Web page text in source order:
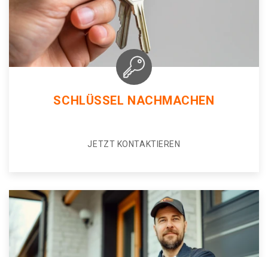
SCHLÜSSEL NACHMACHEN
JETZT KONTAKTIEREN